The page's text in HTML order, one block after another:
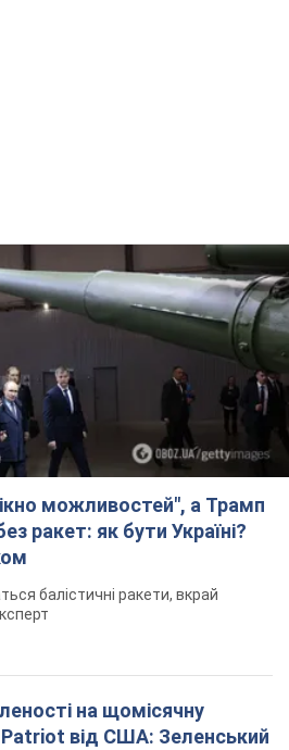
можливостей", а Трамп
ракет: як бути Україні?
балістичні ракети, вкрай
на щомісячну
від США: Зеленський